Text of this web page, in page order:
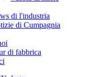
di l'industria
di Cumpagnia
di fabbrica